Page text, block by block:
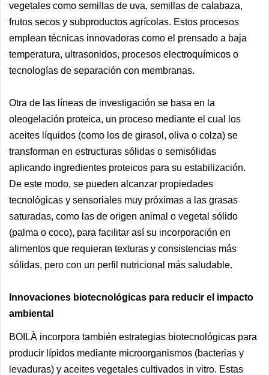
vegetales como semillas de uva, semillas de calabaza,
frutos secos y subproductos agrícolas. Estos procesos
emplean técnicas innovadoras como el prensado a baja
temperatura, ultrasonidos, procesos electroquímicos o
tecnologías de separación con membranas.
Otra de las líneas de investigación se basa en la
oleogelación proteica, un proceso mediante el cual los
aceites líquidos (como los de girasol, oliva o colza) se
transforman en estructuras sólidas o semisólidas
aplicando ingredientes proteicos para su estabilización.
De este modo, se pueden alcanzar propiedades
tecnológicas y sensoriales muy próximas a las grasas
saturadas, como las de origen animal o vegetal sólido
(palma o coco), para facilitar así su incorporación en
alimentos que requieran texturas y consistencias más
sólidas, pero con un perfil nutricional más saludable.
Innovaciones biotecnológicas para reducir el impacto
ambiental
BOILÀ incorpora también estrategias biotecnológicas para
producir lípidos mediante microorganismos (bacterias y
levaduras) y aceites vegetales cultivados in vitro. Estas